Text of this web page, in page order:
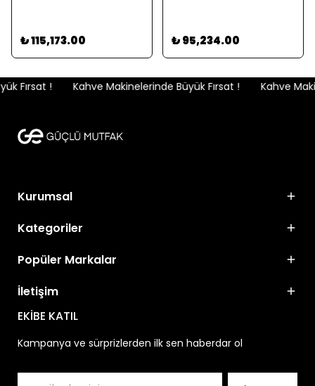
₺ 115,173.00 ₺ 95,234.00
Fırsat ! Kahve Makinelerinde Büyük Fırsat ! Kahve
Kurumsal
Kategoriler
Popüler Markalar
İletişim
EKİBE KATIL
Kampanya ve sürprizlerden ilk sen haberdar ol